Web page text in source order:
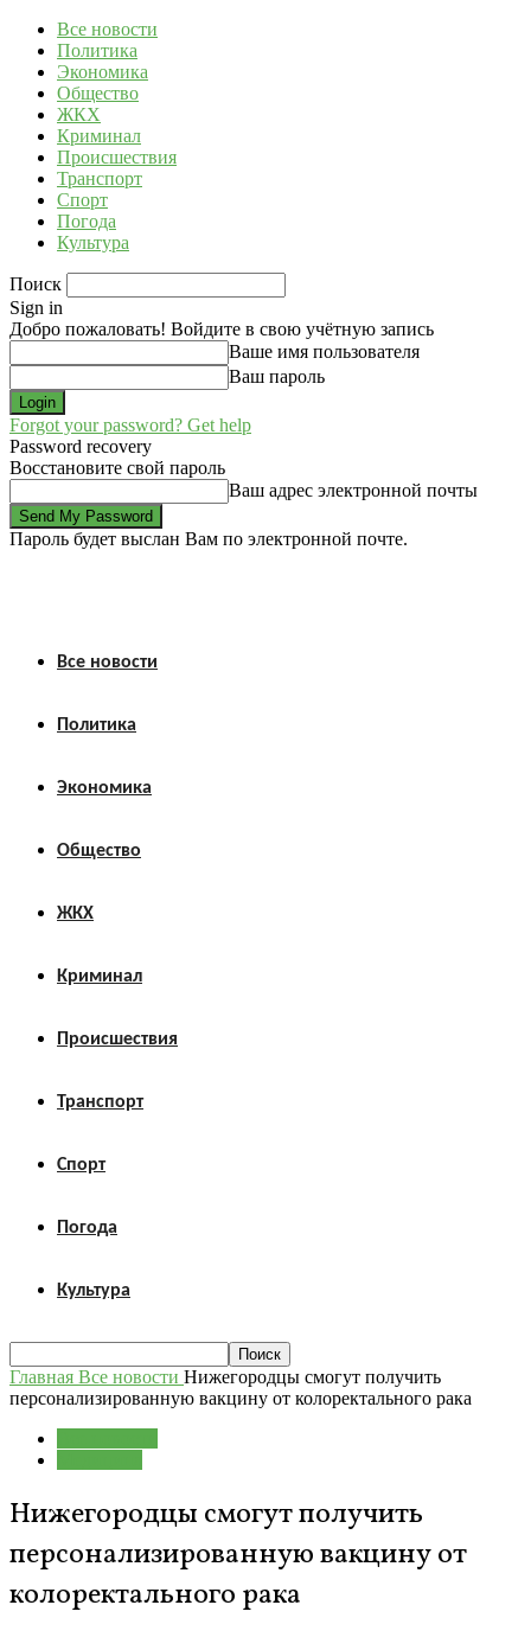
Все новости
Политика
Экономика
Общество
ЖКХ
Криминал
Происшествия
Транспорт
Спорт
Погода
Культура
Поиск
Sign in
Добро пожаловать! Войдите в свою учётную запись
Ваше имя пользователя
Ваш пароль
Forgot your password? Get help
Password recovery
Восстановите свой пароль
Ваш адрес электронной почты
Пароль будет выслан Вам по электронной почте.
Все новости
Политика
Экономика
Общество
ЖКХ
Криминал
Происшествия
Транспорт
Спорт
Погода
Культура
Главная Все новости Нижегородцы смогут получить
персонализированную вакцину от колоректального рака
Нижегородцы смогут получить
персонализированную вакцину от
колоректального рака